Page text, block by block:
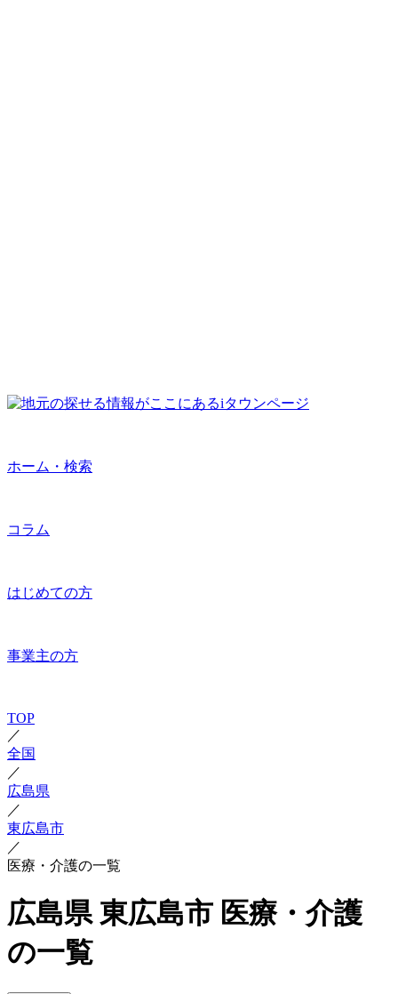
ホーム・検索
コラム
はじめての方
事業主の方
TOP
／
全国
／
広島県
／
東広島市
／
医療・介護の一覧
広島県 東広島市 医療・介護
の一覧